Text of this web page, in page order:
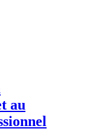
au